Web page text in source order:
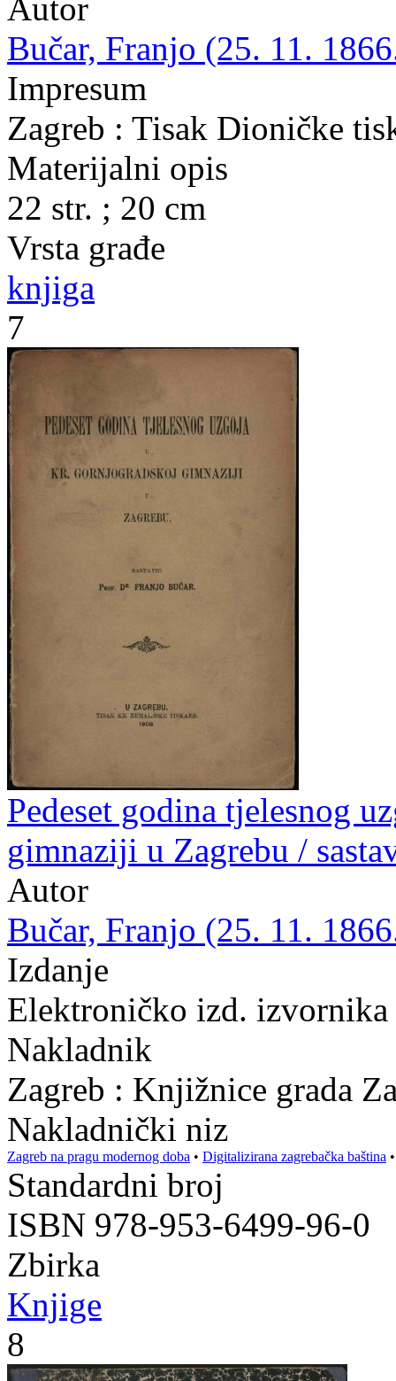
Autor
Bučar, Franjo (25. 11.
Impresum
Zagreb : Tisak Dioničke
Materijalni opis
22 str. ; 20 cm
Vrsta građe
knjiga
7
Pedeset godina tjelesnog
gimnaziji u Zagrebu /
Autor
Bučar, Franjo (25. 11.
Izdanje
Elektroničko izd.
Nakladnik
Zagreb : Knjižnice grada
Nakladnički niz
Zagreb na pragu modernog doba • Digitalizirana zagrebačka baština
Standardni broj
ISBN 978-953-6499-96-0
Zbirka
Knjige
8